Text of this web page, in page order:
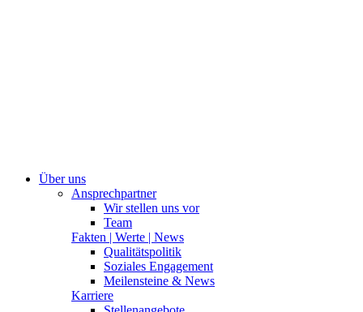
Über uns
Ansprechpartner
Wir stellen uns vor
Team
Fakten | Werte | News
Qualitätspolitik
Soziales Engagement
Meilensteine & News
Karriere